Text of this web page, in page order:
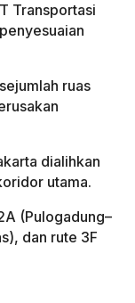
Transportasi
ruas
dialihkan
utama.
(Pulogadung–
dan rute 3F